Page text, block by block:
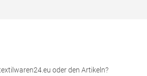
oder den Artikeln?